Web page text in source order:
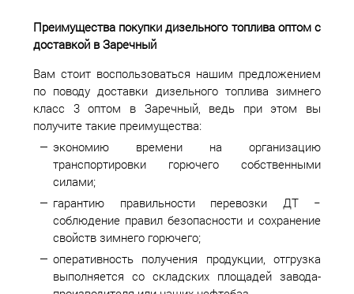
Преимущества покупки дизельного топлива оптом с
доставкой в Заречный
Вам стоит воспользоваться нашим предложением
по поводу доставки дизельного топлива зимнего
класс 3 оптом в Заречный, ведь при этом вы
получите такие преимущества:
экономию времени на организацию
транспортировки горючего собственными
силами;
гарантию правильности перевозки ДТ −
соблюдение правил безопасности и сохранение
свойств зимнего горючего;
оперативность получения продукции, отгрузка
выполняется со складских площадей завода-